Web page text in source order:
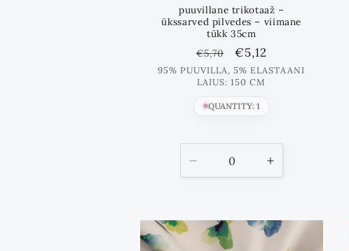
puuvillane trikotaaž –
ükssarved pilvedes – viimane
tükk 35cm
Standards
hind
€5,70 Lõpphind
€5,12
95% PUUVILLA, 5% ELASTAANI
LAIUS: 150 CM
QUANTITY: 1
Vähenda
kogust
Suurenda
kogust